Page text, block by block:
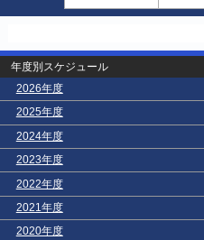
年度別スケジュール
2026年度
2025年度
2024年度
2023年度
2022年度
2021年度
2020年度